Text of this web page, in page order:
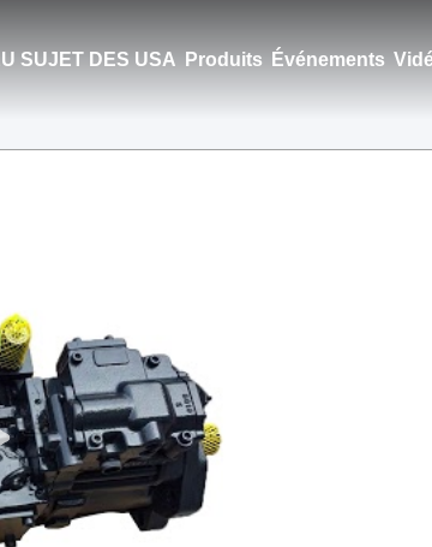
SUJET DES USA Produits Événements